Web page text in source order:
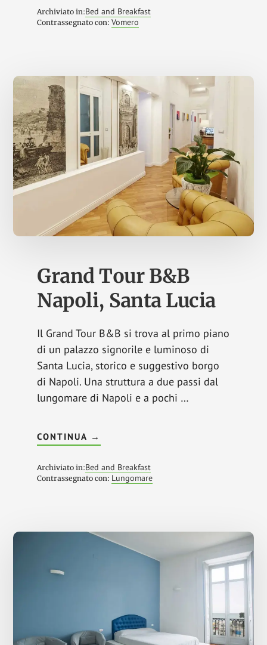
&
BREAKFAST
A
Archiviato in:Bed and Breakfast
Contrassegnato con:Vomero
Grand Tour B&B
Napoli, Santa Lucia
Il Grand Tour B&B si trova al primo piano
di un palazzo signorile e luminoso di
Santa Lucia, storico e suggestivo borgo
di Napoli. Una struttura a due passi dal
lungomare di Napoli e a pochi …
CONTINUA INFOGRAND
TOUR
NAPOLI,
SANTA
LUCIA
→
Archiviato in:Bed and Breakfast
Contrassegnato con: Lungomare